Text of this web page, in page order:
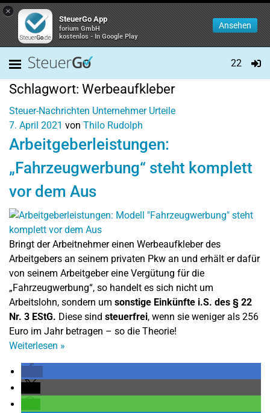
×
SteuerGo App
forium GmbH
kostenlos - In Google Play
Ansehen
22
Schlagwort: Werbeaufkleber
Steuer-Nachrichten Unternehmer Urteile
7. April 2021 von Thilo Rudolph
Arbeitgeberleistungen:
„Fahrzeugwerbung“ steht komplett
vor dem Aus
Bringt der Arbeitnehmer einen Werbeaufkleber des
Arbeitgebers an seinem privaten Pkw an und erhält er dafür
von seinem Arbeitgeber eine Vergütung für die
„Fahrzeugwerbung“, so handelt es sich nicht um
Arbeitslohn, sondern um sonstige Einkünfte i.S. des § 22
Nr. 3 EStG. Diese sind steuerfrei, wenn sie weniger als 256
Euro im Jahr betragen – so die Theorie!
Weiterlesen »